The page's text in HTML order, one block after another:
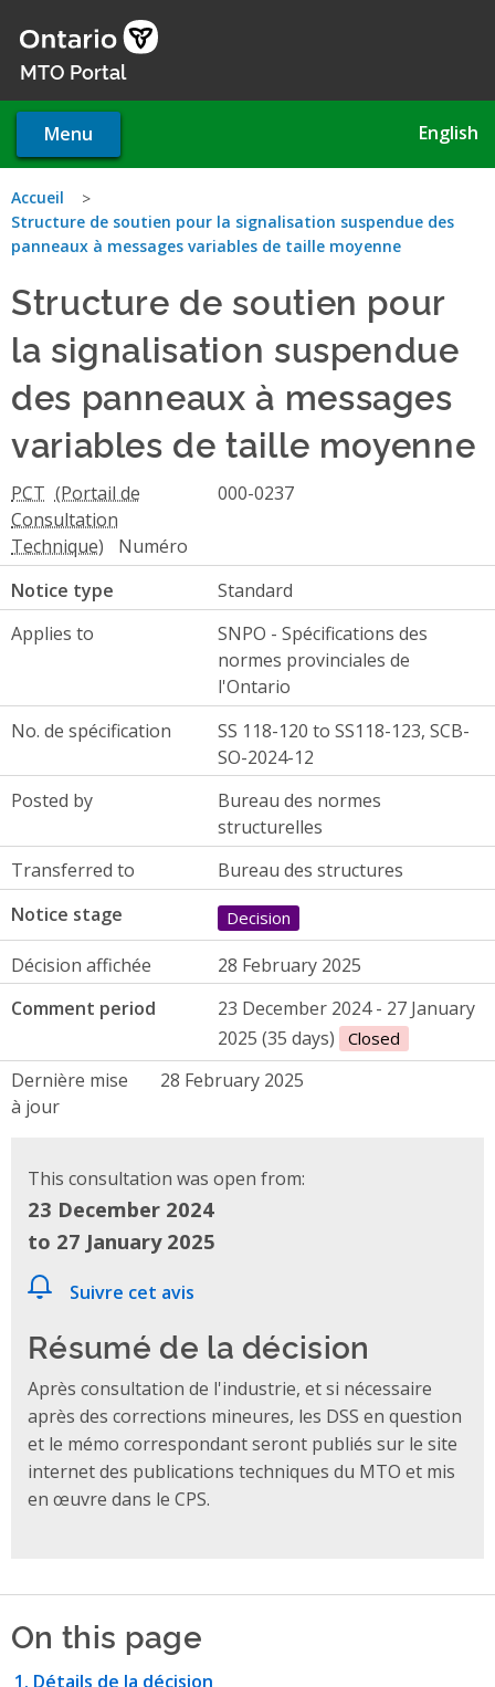
main
MTO Portal
Menu English
You
are
here
Accueil
Structure de soutien pour la signalisation suspendue des
panneaux à messages variables de taille moyenne
Structure de soutien pour
la signalisation suspendue
des panneaux à messages
variables de taille moyenne
PCT
Numéro
000-0237
Notice type
Standard
Applies to
SNPO - Spécifications des
normes provinciales de
l'Ontario
No. de spécification
SS 118-120 to SS118-123, SCB-
SO-2024-12
Posted by
Bureau des normes
structurelles
Transferred to
Bureau des structures
Notice stage
Decision
Décision affichée
28 February 2025
Comment period
23 December 2024 - 27 January
2025 (35 days)
Closed
Dernière mise
à jour
28 February 2025
This consultation was open from:
23 December 2024
to 27 January 2025
Suivre cet avis
Résumé de la décision
Après consultation de l'industrie, et si nécessaire
après des corrections mineures, les DSS en question
et le mémo correspondant seront publiés sur le site
internet des publications techniques du MTO et mis
en œuvre dans le CPS.
On this page
Détails de la décision